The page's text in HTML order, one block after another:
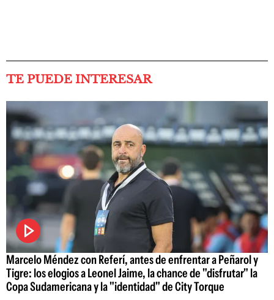
TE PUEDE INTERESAR
Marcelo Méndez con Referí, antes de enfrentar a Peñarol y
Tigre: los elogios a Leonel Jaime, la chance de "disfrutar" la
Copa Sudamericana y la "identidad" de City Torque